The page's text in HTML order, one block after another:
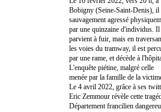
Bobigny (Seine-Saint-Denis), il
sauvagement agressé
par une quinzaine d'individus. Il
parvient à fuir, mais en
les voies du tramway, il est
par une rame, et décède à
L'enquête piétine, malgré celle
menée par la famille de la
Le 4 avril 2022, grâce à ses
Eric Zemmour révèle cette
Département francilien